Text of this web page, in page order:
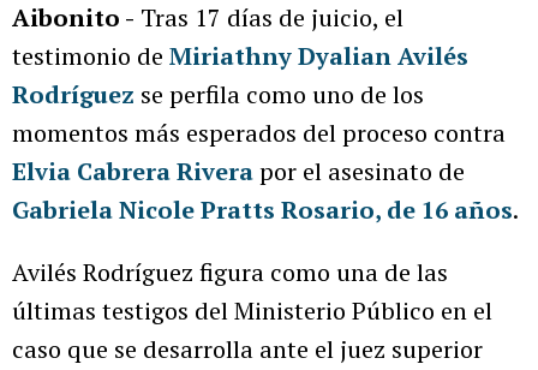
Aibonito - Tras 17 días de juicio, el
testimonio de Miriathny Dyalian Avilés
Rodríguez se perfila como uno de los
momentos más esperados del proceso contra
Elvia Cabrera Riverapor el asesinato de
Gabriela Nicole Pratts Rosario, de 16 años.
Avilés Rodríguez figura como una de las
últimas testigos del Ministerio Público en el
caso que se desarrolla ante el juez superior